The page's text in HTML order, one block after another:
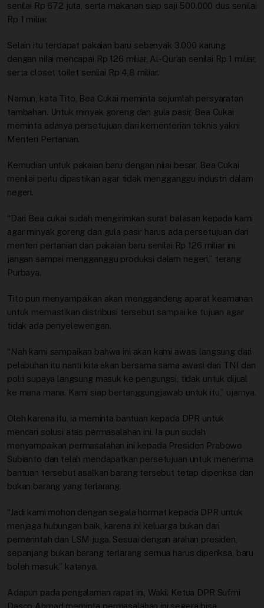
senilai Rp 672 juta, serta makanan siap saji 500.000 dus senilai
Rp 1 miliar.
Selain itu terdapat pakaian baru sebanyak 3.000 karung
dengan nilai mencapai Rp 126 miliar, Al-Qur’an senilai Rp 1 miliar,
serta closet toilet senilai Rp 4,8 miliar.
Namun, kata Tito, Bea Cukai meminta sejumlah persyaratan
tambahan. Untuk minyak goreng dan gula pasir, Bea Cukai
meminta adanya persetujuan dari kementerian teknis yakni
Menteri Pertanian.
Kemudian untuk pakaian baru dengan nilai besar, Bea Cukai
menilai perlu dipastikan agar tidak mengganggu industri dalam
negeri.
“Dari Bea cukai sudah mengirimkan surat balasan kepada kami
agar minyak goreng dan gula pasir harus ada persetujuan dari
menteri pertanian dan pakaian baru senilai Rp 126 miliar ini
jangan sampai mengganggu produksi dalam negeri,” terang
Purbaya.
Tito pun menyampaikan akan menggandeng aparat keamanan
untuk memastikan distribusi tersebut sampai ke tujuan agar
tidak ada penyelewengan.
“Nah kami sampaikan bahwa ini akan kami awasi langsung dari
pelabuhan itu nanti kita akan bersama sama awasi dari TNI dan
polri supaya langsung masuk ke pengungsi, tidak untuk dijual
ke mana mana. Kami siap bertanggungjawab untuk itu,” ujarnya.
Oleh karena itu, ia meminta bantuan kepada DPR untuk
mencari solusi atas permasalahan ini. Ia pun sudah
menyampaikan permasalahan ini kepada Presiden Prabowo
Subianto dan telah mendapatkan persetujuan untuk menerima
bantuan tersebut asalkan barang tersebut tetap diperiksa dan
bukan barang yang terlarang.
“Jadi kami mohon dengan segala hormat kepada DPR untuk
menjaga hubungan baik, karena ini keluarga bukan dari
pemerintah dan LSM juga. Sesuai dengan arahan presiden,
sepanjang bukan barang terlarang semua harus diperiksa, baru
boleh masuk,” katanya.
Adapun pada pengalaman rapat ini, Wakil Ketua DPR Sufmi